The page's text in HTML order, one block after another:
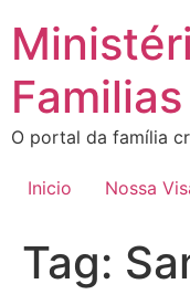
para
conteúdo
Familias
O portal da família
Inicio Nossa
Tag: